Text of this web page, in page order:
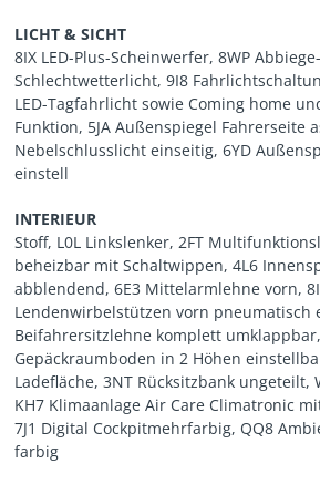
LICHT & SICHT
8IX LED-Plus-Scheinwerfer, 8WP
Schlechtwetterlicht, 9I8
LED-Tagfahrlicht sowie Coming home
Funktion, 5JA Außenspiegel Fahrerseite
Nebelschlusslicht einseitig, 6YD
einstell
INTERIEUR
Stoff, L0L Linkslenker, 2FT
beheizbar mit Schaltwippen, 4L6
abblendend, 6E3 Mittelarmlehne vorn,
Lendenwirbelstützen vorn pneumatisch
Beifahrersitzlehne komplett
Gepäckraumboden in 2 Höhen
Ladefläche, 3NT Rücksitzbank ungeteilt,
KH7 Klimaanlage Air Care Climatronic
7J1 Digital Cockpitmehrfarbig, QQ8
farbig